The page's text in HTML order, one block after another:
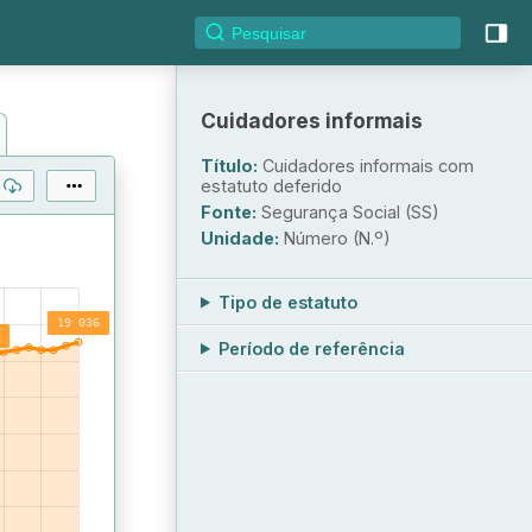
Cuidadores informais
Título: Cuidadores informais com
estatuto deferido
Fonte: Segurança Social (SS)
Unidade: Número (N.º)
Tipo de estatuto
Período de referência